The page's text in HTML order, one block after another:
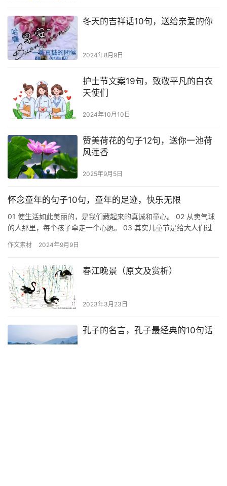
冬天的吉祥话10句，送给亲爱的你
2024年8月9日
护士节文案19句，致敬平凡的白衣
天使们
2024年10月10日
赞美荷花的句子12句，送你一池荷
风莲香
2025年9月5日
怀念童年的句子10句，童年的足迹，快乐无限
01 使生活如此美丽的，是我们藏起来的真诚和童心。 02 从卖气球
的人那里，每个孩子牵走一个心愿。 03 其实儿童节是给大人们过
作文素材 2024年9月9日
春江晚景（原文及赏析）
2023年3月23日
孔子的名言，孔子最经典的10句话